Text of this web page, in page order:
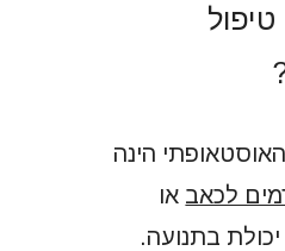
הינה
לכאב או
בתנועה.